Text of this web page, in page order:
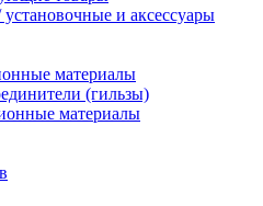
и аксессуары
материалы
(гильзы)
материалы